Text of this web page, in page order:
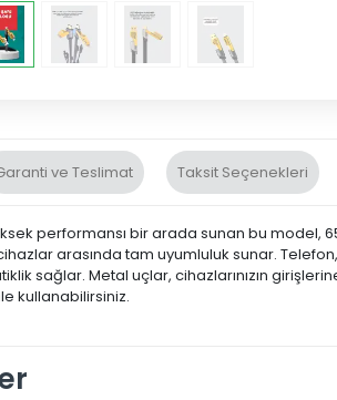
ve Teslimat Taksit Seçenekleri
performansı bir arada sunan bu model,
arasında tam uyumluluk sunar.
sağlar. Metal uçlar, cihazlarınızın
kullanabilirsiniz.